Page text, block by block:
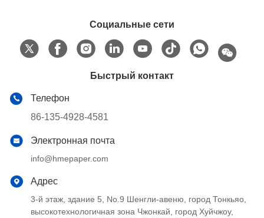
Социальные сети
Быстрый контакт
Телефон
86-135-4928-4581
Электронная почта
info@hmepaper.com
Адрес
3-й этаж, здание 5, No.9 Шенгли-авеню, город Тонкьяо,
высокотехнологичная зона Чжонкай, город Хуйчжоу,